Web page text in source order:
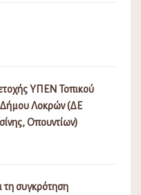
ΥΠΕΝ Τοπικού
Δήμου Λοκρών (ΔΕ
Οπουντίων)
συγκρότηση